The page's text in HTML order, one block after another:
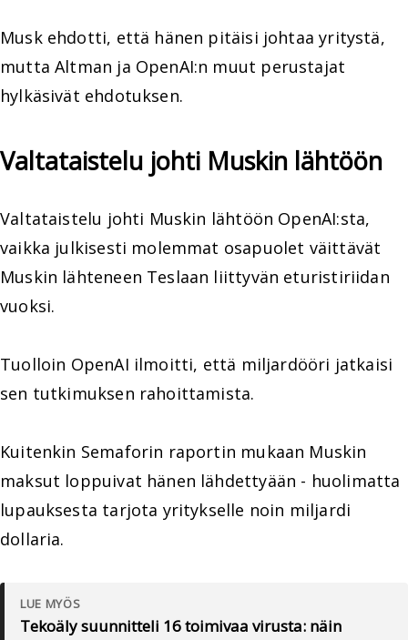
Musk ehdotti, että hänen pitäisi johtaa yritystä,
mutta Altman ja OpenAI:n muut perustajat
hylkäsivät ehdotuksen.
Valtataistelu johti Muskin lähtöön
Valtataistelu johti Muskin lähtöön OpenAI:sta,
vaikka julkisesti molemmat osapuolet väittävät
Muskin lähteneen Teslaan liittyvän eturistiriidan
vuoksi.
Tuolloin OpenAI ilmoitti, että miljardööri jatkaisi
sen tutkimuksen rahoittamista.
Kuitenkin Semaforin raportin mukaan Muskin
maksut loppuivat hänen lähdettyään - huolimatta
lupauksesta tarjota yritykselle noin miljardi
dollaria.
LUE MYÖS
Tekoäly suunnitteli 16 toimivaa virusta: näin